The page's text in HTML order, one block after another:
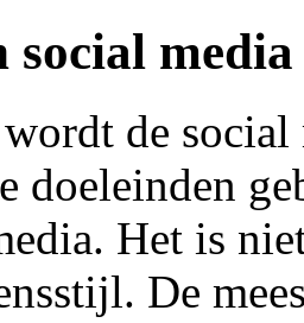
social
de social
doeleinden
Het is
De